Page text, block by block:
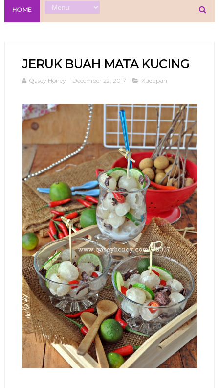
HOME
JERUK BUAH MATA KUCING
Qasey Honey December 22, 2017 Kudapan